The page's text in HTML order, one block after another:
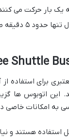
کل مسیر
برای استفاده
اتوبوس ها
به امکانات خاصی
استفاده هستند و